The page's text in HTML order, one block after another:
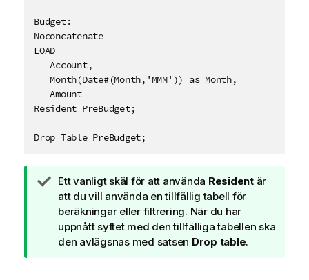
Budget:
Noconcatenate
LOAD
   Account,
   Month(Date#(Month,'MMM')) as Month,
   Amount
Resident PreBudget;
A
n
t
e
c
Ett vanligt skäl för att använda Residentär
att du vill använda en tillfällig tabell för
beräkningar eller filtrering. När du har
uppnått syftet med den tillfälliga tabellen ska
den avlägsnas med satsen Drop table.